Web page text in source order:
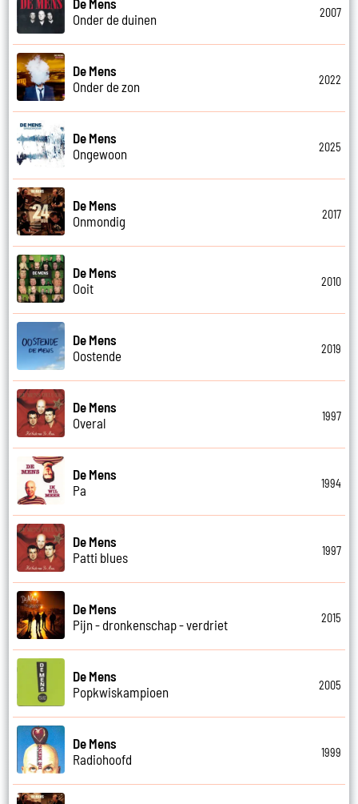
Onder de duinen
2007
De Mens
Onder de zon
2022
De Mens
Ongewoon
2025
De Mens
Onmondig
2017
De Mens
Ooit
2010
De Mens
Oostende
2019
De Mens
Overal
1997
De Mens
Pa
1994
De Mens
Patti blues
1997
De Mens
Pijn - dronkenschap - verdriet
2015
De Mens
Popkwiskampioen
2005
De Mens
Radiohoofd
1999